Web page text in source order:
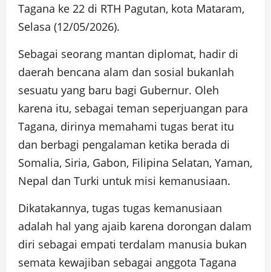
Tagana ke 22 di RTH Pagutan, kota Mataram,
Selasa (12/05/2026).
Sebagai seorang mantan diplomat, hadir di
daerah bencana alam dan sosial bukanlah
sesuatu yang baru bagi Gubernur. Oleh
karena itu, sebagai teman seperjuangan para
Tagana, dirinya memahami tugas berat itu
dan berbagi pengalaman ketika berada di
Somalia, Siria, Gabon, Filipina Selatan, Yaman,
Nepal dan Turki untuk misi kemanusiaan.
Dikatakannya, tugas tugas kemanusiaan
adalah hal yang ajaib karena dorongan dalam
diri sebagai empati terdalam manusia bukan
semata kewajiban sebagai anggota Tagana